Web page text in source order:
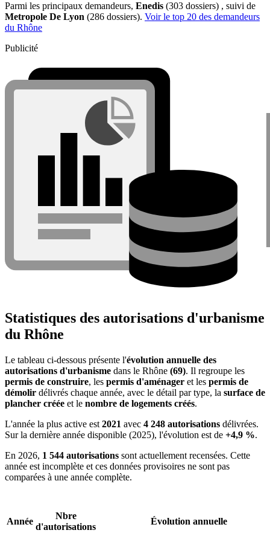
Parmi les principaux demandeurs, Enedis (303 dossiers) , suivi de
Metropole De Lyon (286 dossiers). Voir le top 20 des demandeurs
du Rhône
Publicité
Statistiques des autorisations d'urbanisme
du Rhône
Le tableau ci-dessous présente l'évolution annuelle des
autorisations d'urbanisme dans le Rhône (69). Il regroupe les
permis de construire, les permis d'aménager et les permis de
démolir délivrés chaque année, avec le détail par type, la surface de
plancher créée et le nombre de logements créés.
L'année la plus active est 2021 avec 4 248 autorisations délivrées.
Sur la dernière année disponible (2025), l'évolution est de +4,9 %.
En 2026, 1 544 autorisations sont actuellement recensées. Cette
année est incomplète et ces données provisoires ne sont pas
comparées à une année complète.
Année
Nbre
d'autorisations
Évolution annuelle